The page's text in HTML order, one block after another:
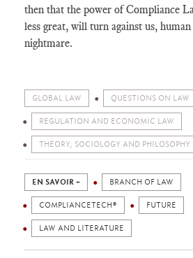
then that the power of Compliance
less great, will turn against us, human
nightmare.
GLOBAL LAW QUESTIONS ON LAW
REGULATION AND ECONOMIC LAW
THEORY, SOCIOLOGY AND PHILOSOPHY
EN SAVOIR + BRANCH OF LAW
COMPLIANCETECH® FUTURE
LAW AND LITERATURE